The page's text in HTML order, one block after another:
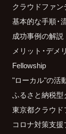
クラウドファ
基本的な手順・
成功事例の解説
メリット・デメ
Fellowship
"ローカル"の活
ふるさと納税
東京都クラウ
コロナ対策支